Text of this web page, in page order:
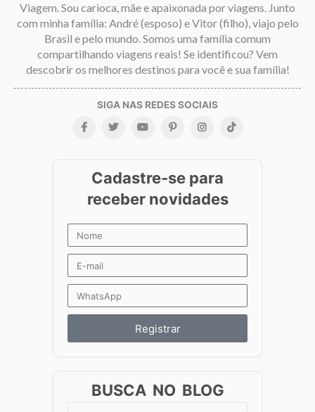
Viagem. Sou carioca, mãe e apaixonada por viagens. Junto
com minha família: André (esposo) e Vitor (filho), viajo pelo
Brasil e pelo mundo. Somos uma família comum
compartilhando viagens reais! Se identificou? Vem
descobrir os melhores destinos para você e sua família!
Registrar
BUSCA NO BLOG